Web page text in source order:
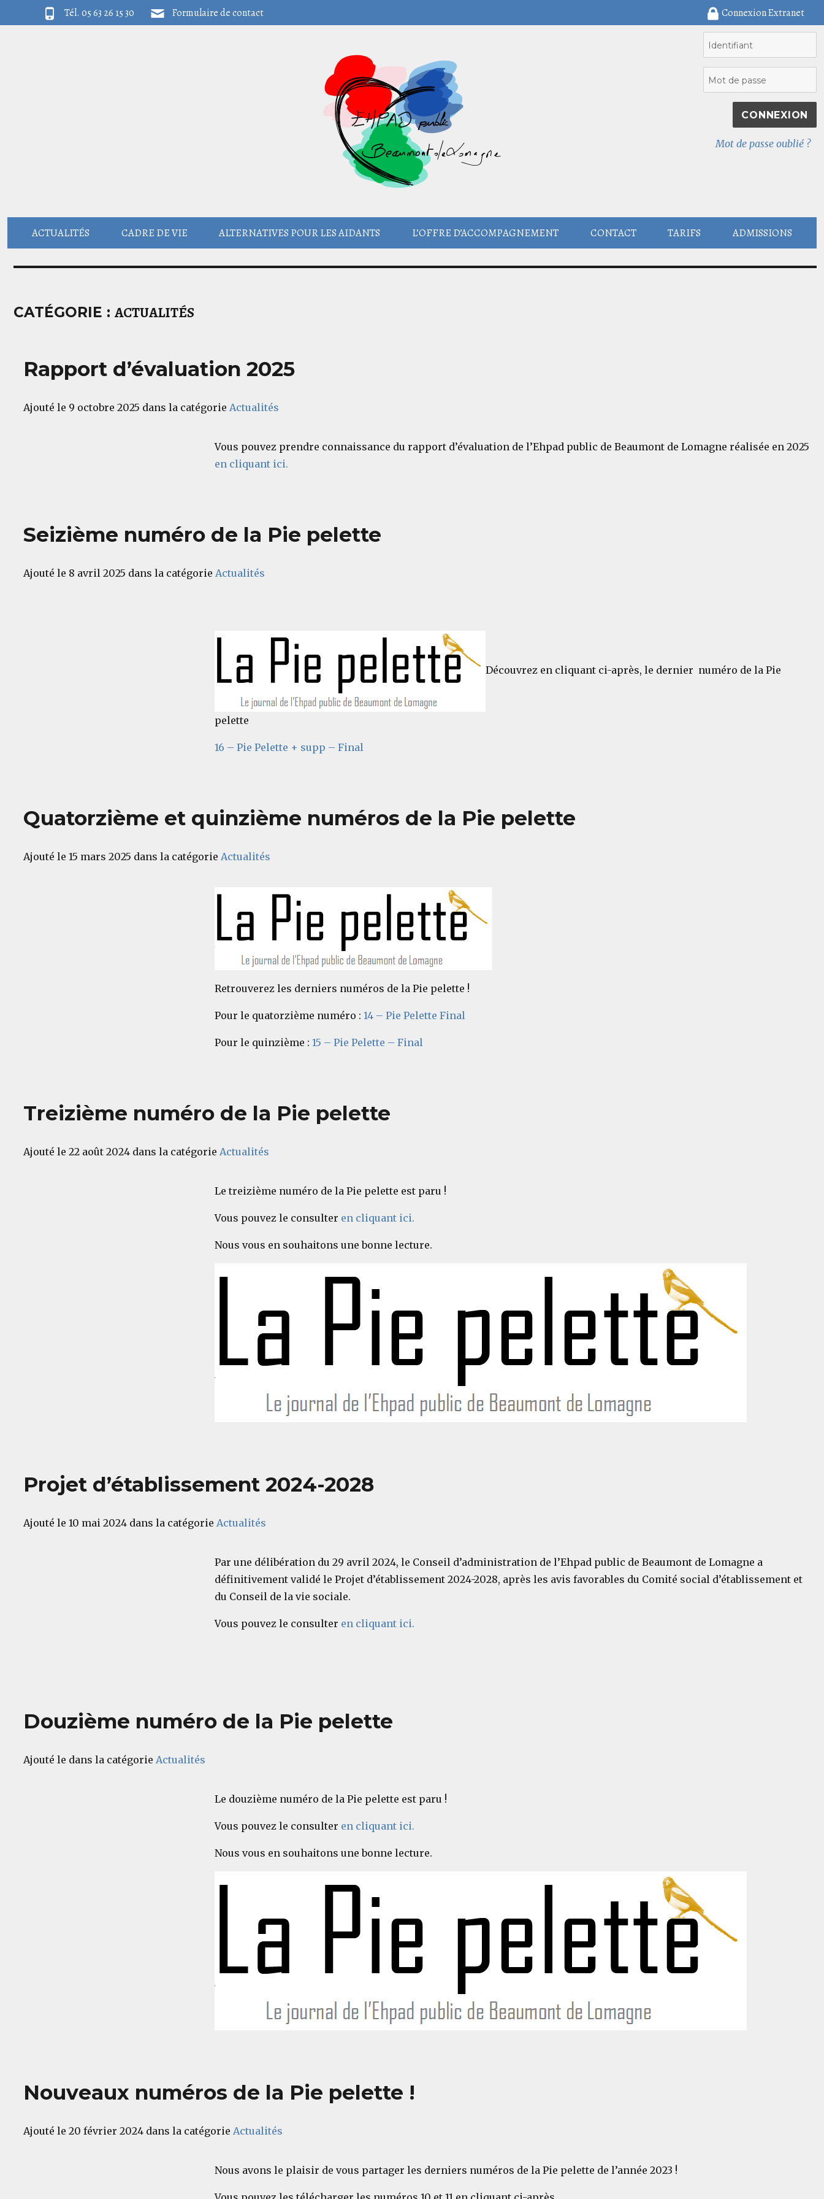
Tél. 05 63 26 15 30 Formulaire de contact Connexion Extranet
Mot de passe oublié ?
ACTUALITÉS CADRE DE VIE ALTERNATIVES POUR LES AIDANTS L’OFFRE D’ACCOMPAGNEMENT CONTACT TARIFS ADMISSIONS
CATÉGORIE : ACTUALITÉS
Rapport d’évaluation 2025
Ajouté le 9 octobre 2025 dans la catégorieActualités
Vous pouvez prendre connaissance du rapport d’évaluation de l’Ehpad public de Beaumont de Lomagne réalisée en 2025
en cliquant ici.
Seizième numéro de la Pie pelette
Ajouté le 8 avril 2025 dans la catégorieActualités
Découvrez en cliquant ci-après, le dernier numéro de la Pie
pelette
16 – Pie Pelette + supp – Final
Quatorzième et quinzième numéros de la Pie pelette
Ajouté le 15 mars 2025 dans la catégorie Actualités
Retrouverez les derniers numéros de la Pie pelette !
Pour le quatorzième numéro : 14 – Pie Pelette Final
Pour le quinzième : 15 – Pie Pelette – Final
Treizième numéro de la Pie pelette
Ajouté le 22 août 2024 dans la catégorieActualités
Le treizième numéro de la Pie pelette est paru !
Vous pouvez le consulter en cliquant ici.
Nous vous en souhaitons une bonne lecture.
Projet d’établissement 2024-2028
Ajouté le 10 mai 2024 dans la catégorieActualités
Par une délibération du 29 avril 2024, le Conseil d’administration de l’Ehpad public de Beaumont de Lomagne a
définitivement validé le Projet d’établissement 2024-2028, après les avis favorables du Comité social d’établissement et
du Conseil de la vie sociale.
Vous pouvez le consulter en cliquant ici.
Douzième numéro de la Pie pelette
Ajouté le dans la catégorieActualités
Le douzième numéro de la Pie pelette est paru !
Vous pouvez le consulter en cliquant ici.
Nous vous en souhaitons une bonne lecture.
Nouveaux numéros de la Pie pelette !
Ajouté le 20 février 2024 dans la catégorieActualités
Nous avons le plaisir de vous partager les derniers numéros de la Pie pelette de l’année 2023 !